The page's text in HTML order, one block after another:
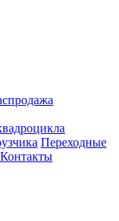
Переходные
Контакты